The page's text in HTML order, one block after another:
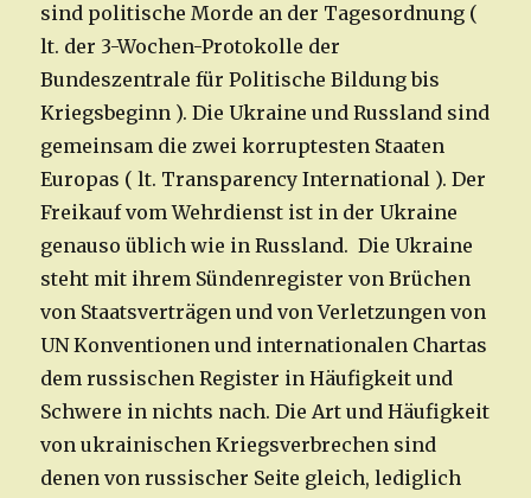
sind politische Morde an der Tagesordnung (
lt. der 3-Wochen-Protokolle der
Bundeszentrale für Politische Bildung bis
Kriegsbeginn ). Die Ukraine und Russland sind
gemeinsam die zwei korruptesten Staaten
Europas ( lt. Transparency International ). Der
Freikauf vom Wehrdienst ist in der Ukraine
genauso üblich wie in Russland. Die Ukraine
steht mit ihrem Sündenregister von Brüchen
von Staatsverträgen und von Verletzungen von
UN Konventionen und internationalen Chartas
dem russischen Register in Häufigkeit und
Schwere in nichts nach. Die Art und Häufigkeit
von ukrainischen Kriegsverbrechen sind
denen von russischer Seite gleich, lediglich